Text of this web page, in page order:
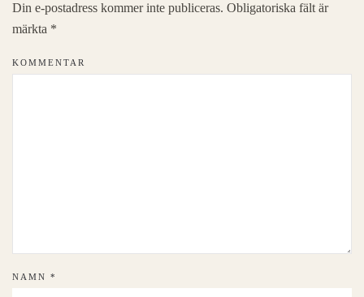
Din e-postadress kommer inte publiceras. Obligatoriska fält är
märkta *
KOMMENTAR
NAMN *